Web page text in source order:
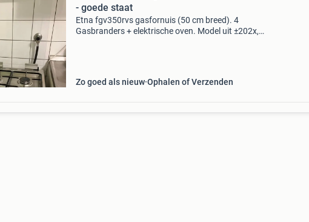
- goede staat
Etna fgv350rvs gasfornuis (50 cm breed). 4
Gasbranders + elektrische oven. Model uit ±202x,
Zo goed als nieuw Ophalen of Verzenden